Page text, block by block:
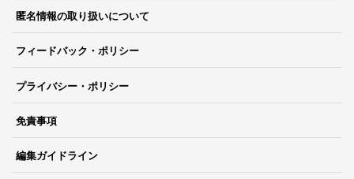
匿名情報の取り扱いについて
フィードバック・ポリシー
プライバシー・ポリシー
免責事項
編集ガイドライン